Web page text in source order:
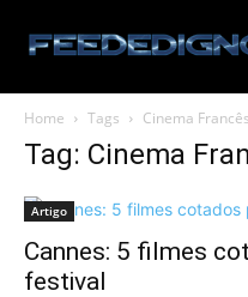
Home Tags Cinema Francês
Tag: Cinema
Artigo
Cannes: 5 filmes
festival